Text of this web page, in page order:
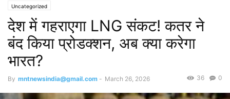
Uncategorized
देश में गहराएगा LNG संकट! कतर ने
बंद किया प्रोडक्शन, अब क्या करेगा
भारत?
By mntnewsindia@gmail.com - March 26, 2026 0
36